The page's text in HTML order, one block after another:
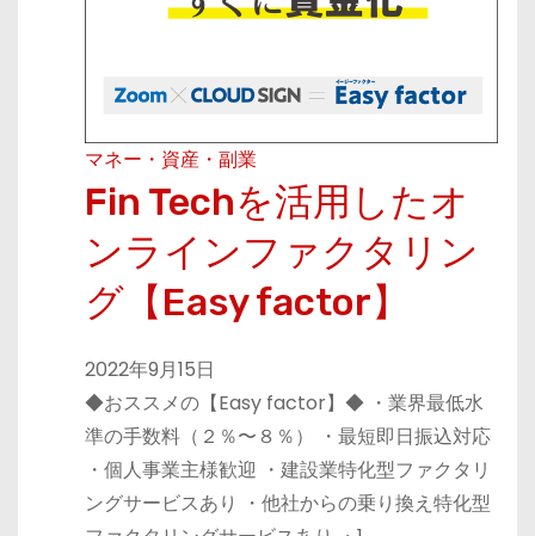
マネー・資産・副業
Fin Techを活用したオ
ンラインファクタリン
グ【Easy factor】
2022年9月15日
◆おススメの【Easy factor】◆ ・業界最低水
準の手数料（２％〜８％） ・最短即日振込対応
・個人事業主様歓迎 ・建設業特化型ファクタリ
ングサービスあり ・他社からの乗り換え特化型